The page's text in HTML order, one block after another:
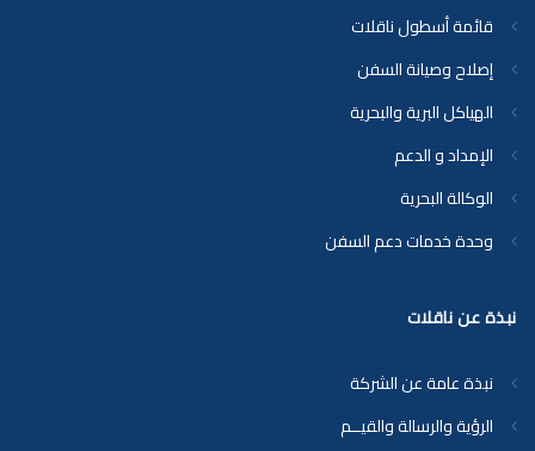
قائمة أسطول ناقلات
إصلاح وصيانة السفن
الهياكل البرية والبحرية
الإمداد و الدعم
الوكالة البحرية
وحدة خدمات دعم السفن
نبذة عن ناقلات
نبذة عامة عن الشركة
الرؤية والرسالة والقيــم